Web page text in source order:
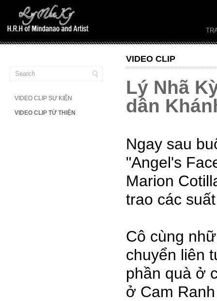
VIDEO CLIP SỰ KIỆN
VIDEO CLIP TỪ THIỆN
VIDEO CLIP
Lý Nhã
dân
Ngay sau
"Angel's
Marion
trao các
Cô cùng
chuyển liên
phần quà ở
ở Cam